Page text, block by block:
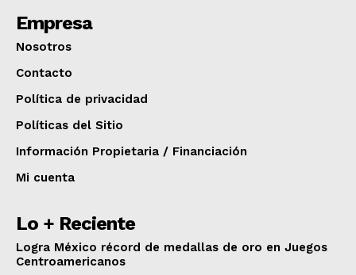
Empresa
Nosotros
Contacto
Política de privacidad
Políticas del Sitio
Información Propietaria / Financiación
Mi cuenta
Lo + Reciente
Logra México récord de medallas de oro en Juegos
Centroamericanos